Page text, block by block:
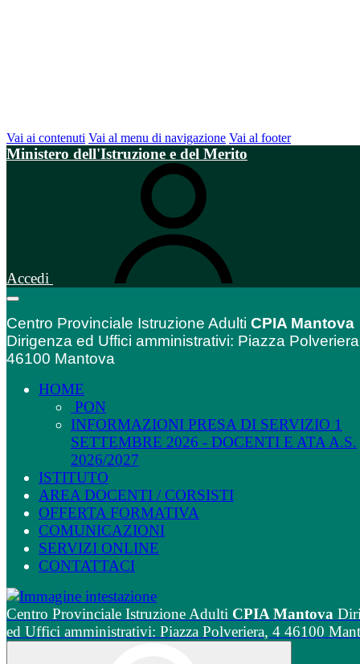
Vai ai contenuti Vai al menu di navigazione Vai al footer
Ministero dell'Istruzione e del Merito
Accedi
Centro Provinciale Istruzione Adulti CPIA Mantova
Dirigenza ed Uffici amministrativi: Piazza
46100 Mantova
HOME
PON
INFORMAZIONI PRESA DI SERVIZIO 1
SETTEMBRE 2026 - DOCENTI E ATA A.S.
2026/2027
ISTITUTO
AREA DOCENTI / CORSISTI
OFFERTA FORMATIVA
COMUNICAZIONI
SERVIZI ONLINE
CONTATTACI
Centro Provinciale Istruzione Adulti CPIA Mantova
ed Uffici amministrativi: Piazza Polveriera, 4 46100